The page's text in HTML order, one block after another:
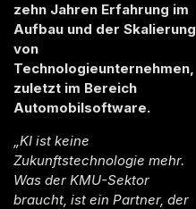
zehn Jahren Erfahrung im
Aufbau und der Skalierung
von
Technologieunternehmen,
zuletzt im Bereich
Automobilsoftware.
„KI ist keine
Zukunftstechnologie mehr.
Was der KMU-Sektor
braucht, ist ein Partner, der